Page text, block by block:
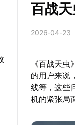
百战
2026-04-23
《百战天
的用户来说
线等，这些
机的紧张局